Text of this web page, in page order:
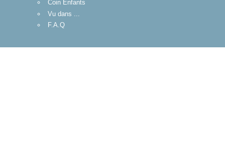
Coin Enfants
Vu dans ...
F.A.Q